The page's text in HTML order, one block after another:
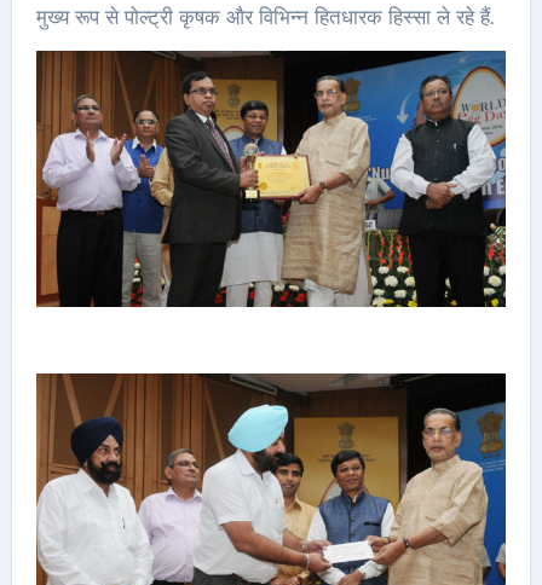
मुख्य रूप से पोल्ट्री कृषक और विभिन्न हितधारक हिस्सा ले रहे हैं.